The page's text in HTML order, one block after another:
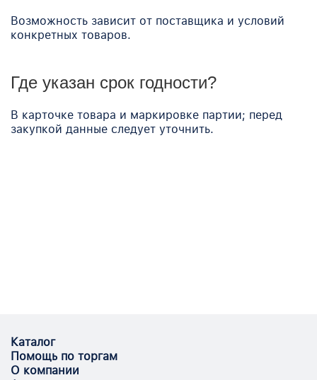
Возможность зависит от поставщика и условий
конкретных товаров.
Где указан срок годности?
В карточке товара и маркировке партии; перед
закупкой данные следует уточнить.
Каталог
Помощь по торгам
О компании